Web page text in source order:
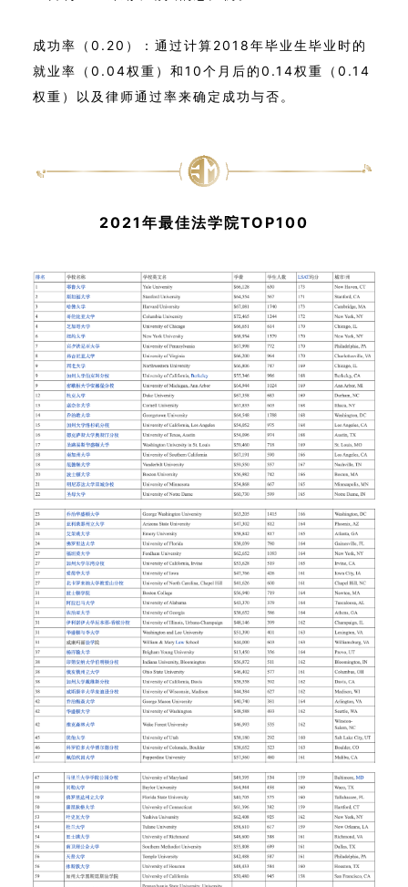
成功率（0.20）：通过计算2018年毕业生毕业时的
就业率（0.04权重）和10个月后的0.14权重（0.14
权重）以及律师通过率来确定成功与否。
2021年最佳法学院TOP100